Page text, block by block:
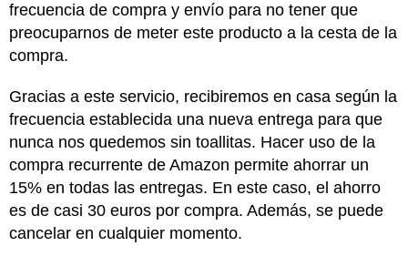
frecuencia de compra y envío para no tener que
preocuparnos de meter este producto a la cesta de la
compra.
Gracias a este servicio, recibiremos en casa según la
frecuencia establecida una nueva entrega para que
nunca nos quedemos sin toallitas. Hacer uso de la
compra recurrente de Amazon permite ahorrar un
15% en todas las entregas. En este caso, el ahorro
es de casi 30 euros por compra. Además, se puede
cancelar en cualquier momento.